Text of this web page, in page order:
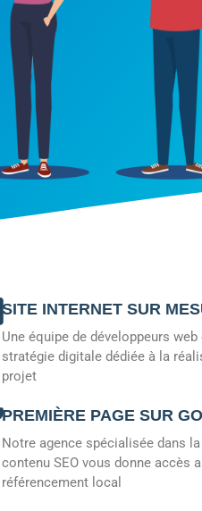
SITE INTERNET SUR
Une équipe de développeurs
stratégie digitale dédiée à la
projet
PREMIÈRE PAGE SUR
Notre agence spécialisée dans
contenu SEO vous donne accès
référencement local